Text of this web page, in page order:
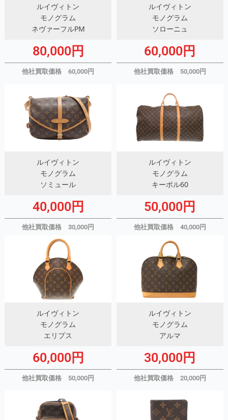
ルイヴィトン
モノグラム
ネヴァーフルPM
80,000円
他社買取価格 60,000円
ルイヴィトン
モノグラム
ソローニュ
60,000円
他社買取価格 50,000円
ルイヴィトン
モノグラム
ソミュール
40,000円
他社買取価格 30,000円
ルイヴィトン
モノグラム
キーポル60
50,000円
他社買取価格 40,000円
ルイヴィトン
モノグラム
エリプス
60,000円
他社買取価格 50,000円
ルイヴィトン
モノグラム
アルマ
30,000円
他社買取価格 20,000円